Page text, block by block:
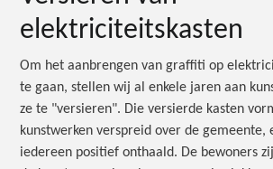
elektriciteitskasten
Om het aanbrengen van graffiti op
te gaan, stellen wij al enkele jaren aan
ze te "versieren". Die versierde kasten
kunstwerken verspreid over de gemeente,
iedereen positief onthaald. De bewoners